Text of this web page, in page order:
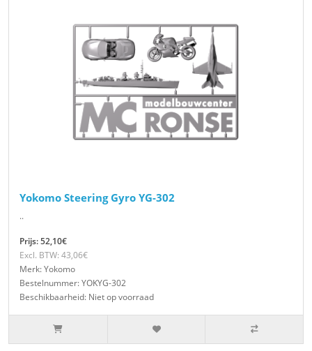
Yokomo Steering Gyro YG-302
..
Prijs: 52,10€
Excl. BTW: 43,06€
Merk: Yokomo
Bestelnummer: YOKYG-302
Beschikbaarheid: Niet op voorraad